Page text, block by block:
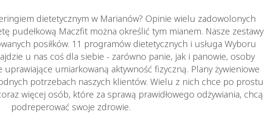
dietetycznym w Marianów? Opinie wielu zadowolonych
pudełkową Maczfit można określić tym mianem. Nasze zestawy
posiłków. 11 programów dietetycznych i usługa Wyboru
u nas coś dla siebie - zarówno panie, jak i panowie, osoby
umiarkowaną aktywność fizyczną. Plany żywieniowe
potrzebach naszych klientów. Wielu z nich chce po prostu
więcej osób, które za sprawą prawidłowego odżywiania, chcą
podreperować swoje zdrowie.